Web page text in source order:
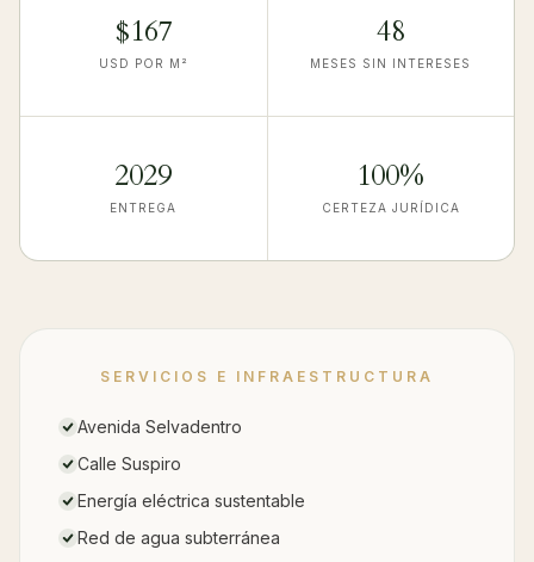
$167
USD POR M²
48
MESES SIN INTERESES
2029
ENTREGA
100%
CERTEZA JURÍDICA
SERVICIOS E INFRAESTRUCTURA
Avenida Selvadentro
Calle Suspiro
Energía eléctrica sustentable
Red de agua subterránea